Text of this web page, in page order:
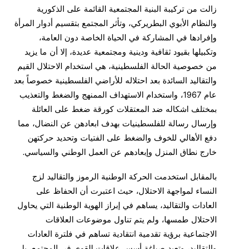
زالت من تركيبة البنية المجتمعية القائمة على الذكورية
والنظام الأبوي البطريركي، وتأثر المجتمع بتقسيم أدوار المرأة
وإفرادها في المشاركة في الحياة الخاصة دون العامة،
وتكبيلها بقيود ثقافية ودينية ومجتمعية عديدة، إلا أن ما يزيد
من خصوصية الحالة الفلسطينية، هي استخدام الاحتلال القيم
والتقاليد السائدة بعد احتلاله للأراضي الفلسطينية خصوصاً بعد
عام 1967، واستخدام الاستهداف الممنهج والضغط والتعذيب
بمختلف اشكاله ضد المعتقلات كورقة ضغط على العائلة
وإرسال رسالة للفلسطينيات بهدف ابعادهن عن النضال، مما
دفع الأهالي للخوف والضغط على الفتيات وتحديد حركتهن
خارج نطاق المنزل وإبعادهم عن العمل الوطني والسياسي.
بالمقابل استخدمت الحركة الوطنية الرموز والتقاليد لزج
النساء لمواجهة الاحتلال، حيث اعتبرت أن الحفاظ على
العادات والتقاليد، يساهم في إبراز الهوية الوطنية التي يحاول
الاحتلال طمسها، ولم يتم تناول موضوعات العلاقات
الاجتماعية برؤية تقدمية انتقادية تساهم في فلترة العادات